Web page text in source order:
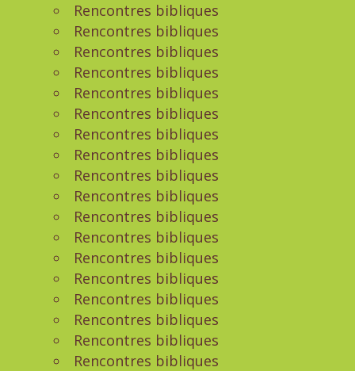
Rencontres bibliques
Rencontres bibliques
Rencontres bibliques
Rencontres bibliques
Rencontres bibliques
Rencontres bibliques
Rencontres bibliques
Rencontres bibliques
Rencontres bibliques
Rencontres bibliques
Rencontres bibliques
Rencontres bibliques
Rencontres bibliques
Rencontres bibliques
Rencontres bibliques
Rencontres bibliques
Rencontres bibliques
Rencontres bibliques